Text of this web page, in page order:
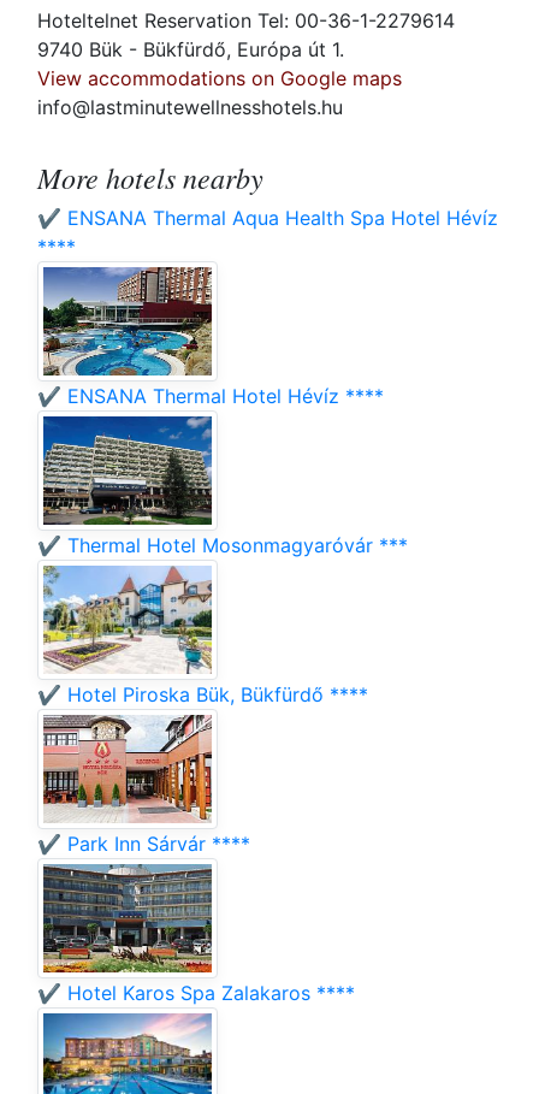
Hoteltelnet Reservation Tel: 00-36-1-2279614
9740 Bük - Bükfürdő, Európa út 1.
View accommodations on Google maps
info@lastminutewellnesshotels.hu
More hotels nearby
✔️ ENSANA Thermal Aqua Health Spa Hotel Hévíz
****
✔️ ENSANA Thermal Hotel Hévíz ****
✔️ Thermal Hotel Mosonmagyaróvár ***
✔️ Hotel Piroska Bük, Bükfürdő ****
✔️ Park Inn Sárvár ****
✔️ Hotel Karos Spa Zalakaros ****